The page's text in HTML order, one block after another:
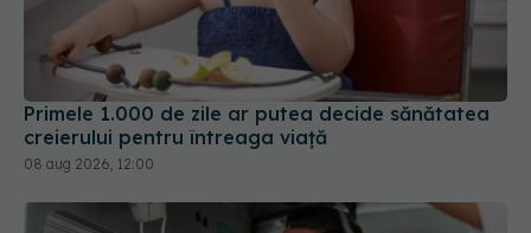
Primele 1.000 de zile ar putea decide sănătatea
creierului pentru întreaga viață
08 aug 2026, 12:00